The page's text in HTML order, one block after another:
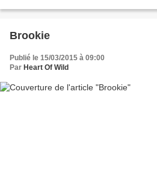
Brookie
Publié le 15/03/2015 à 09:00
Par Heart Of Wild